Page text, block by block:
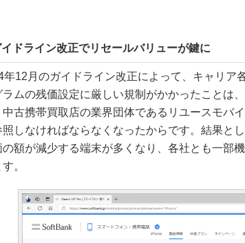
イドライン改正でリセールバリューが鍵に
12月のガイドライン改正によって、キャリア
ラムの残価設定に厳しい規制がかかったことは
中古携帯買取店の業界団体であるリユースモバ
照しなければならなくなったからです。結果と
の額が減少する端末が多くなり、各社とも一部
。